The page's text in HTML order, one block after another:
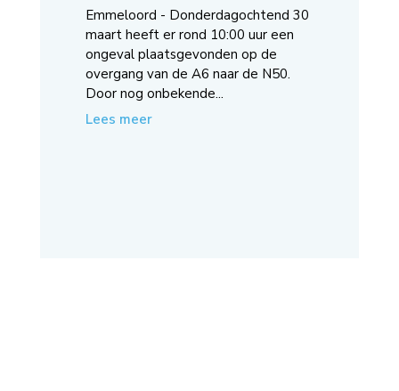
Emmeloord - Donderdagochtend 30
maart heeft er rond 10:00 uur een
ongeval plaatsgevonden op de
overgang van de A6 naar de N50.
Door nog onbekende...
Lees meer